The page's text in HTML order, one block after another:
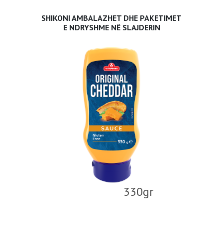
SHIKONI AMBALAZHET DHE PAKETIMET
E NDRYSHME NË SLAJDERIN
330gr